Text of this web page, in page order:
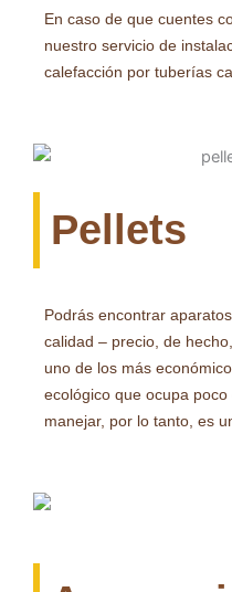
En caso de que cuentes
nuestro servicio de
calefacción por tuberías
Pellets
Podrás encontrar
calidad – precio, de
uno de los más
ecológico que ocupa
manejar, por lo tanto, es